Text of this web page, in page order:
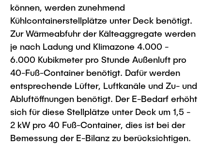
können, werden zunehmend
Kühlcontainerstellplätze unter Deck benötigt.
Zur Wärmeabfuhr der Kälteaggregate werden
je nach Ladung und Klimazone 4.000 -
6.000 Kubikmeter pro Stunde Außenluft pro
40-Fuß-Container benötigt. Dafür werden
entsprechende Lüfter, Luftkanäle und Zu- und
Abluftöffnungen benötigt. Der E-Bedarf erhöht
sich für diese Stellplätze unter Deck um 1,5 -
2 kW pro 40 Fuß-Container, dies ist bei der
Bemessung der E-Bilanz zu berücksichtigen.